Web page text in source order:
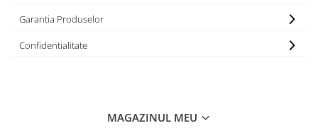
Garantia Produselor
Confidentialitate
MAGAZINUL MEU